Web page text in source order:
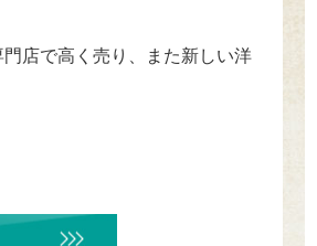
店で高く売り、また新しい洋